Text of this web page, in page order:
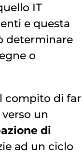
IT
e questa
determinare
o
compito di far
un
di
ad un ciclo